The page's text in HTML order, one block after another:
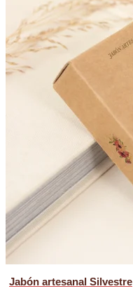
Jabón artesanal Silvestre